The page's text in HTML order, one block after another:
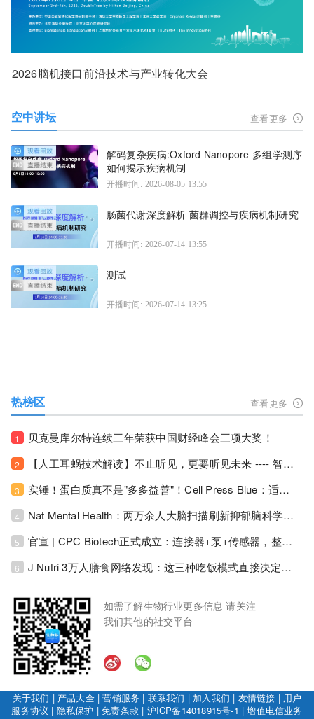
2026脑机接口前沿技术与产业转化大会
空中讲坛 查看更多
解码复杂疾病:Oxford Nanopore 多组学测序
如何揭示疾病机制
开播时间: 2026-08-05 13:55
肠菌代谢深度解析 菌群调控与疾病机制研究
开播时间: 2026-07-14 13:55
测试
开播时间: 2026-07-14 13:25
热榜区 查看更多
1 贝克曼库尔特连续三年荣获中国财经峰会三项大奖！
2 【人工耳蜗技术解读】不止听见，更要听见未来 ---- 智能耳蜗，开启人工耳蜗技术新纪元！
3 实锤！蛋白质真不是"多多益善"！Cell Press Blue：适度限蛋白，反而拉长健康寿命！
4 Nat Mental Health：两万余人大脑扫描刷新抑郁脑科学认知！抑郁不只是情绪病，视觉、运动脑区同步受损！
5 官宣 | CPC Biotech正式成立：连接器+泵+传感器，整合生物制药流体管理解决方案！
6 J Nutri 3万人膳食网络发现：这三种吃饭模式直接决定心血管风险与寿命长短！
如需了解生物行业更多信息 请关注
我们其他的社交平台
关于我们 | 产品大全|营销服务 | 联系我们 | 加入我们 | 友情链接 | 用户
服务协议 | 隐私保护 |免责条款 | 沪ICP备14018915号-1 |增值电信业务